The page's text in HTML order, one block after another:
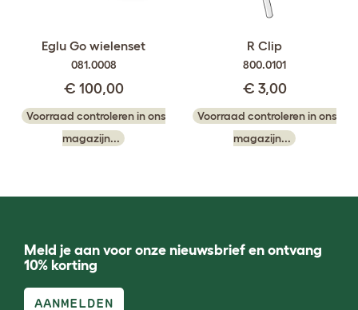
Eglu Go wielenset
081.0008
€ 100,00
Voorraad controleren in ons
magazijn...
R Clip
800.0101
€ 3,00
Voorraad controleren in ons
magazijn...
Meld je aan voor onze nieuwsbrief en ontvang
10% korting
AANMELDEN